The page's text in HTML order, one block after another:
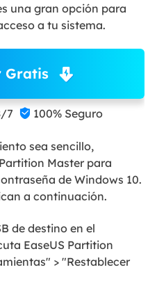
una gran opción para
a tu sistema.
Gratis
7  100% Seguro
sea sencillo,
Master para
de Windows 10.
a continuación.
de destino en el
EaseUS Partition
> "Restablecer